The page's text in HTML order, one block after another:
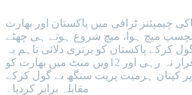
چیمپئنز ٹرافی میں پاکستان اور بھارت
میچ ہوا، میچ شروع ہوتے ہی چھٹے
کرکے پاکستان کو برتری دلائی تاہم یہ
برتری زیادہ دیر برقرار نہ رہی اور 12ویں منٹ میں بھارت کو
پر کپتان ہرمیت پریت سنگھ نے گول کرکے
مقابلہ برابر کردیا۔